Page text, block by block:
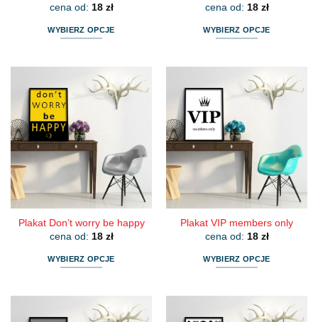
cena od: 18 zł
WYBIERZ OPCJE
wiele
wariantów.
Opcje
można
wybrać
na
stronie
produktu
cena od: 18 zł
WYBIERZ OPCJE
wiele
wariantów.
Opcje
można
wybrać
na
stronie
produktu
Plakat Don’t worry be happy
cena od: 18 zł
WYBIERZ OPCJE
Plakat VIP members only
cena od: 18 zł
WYBIERZ OPCJE